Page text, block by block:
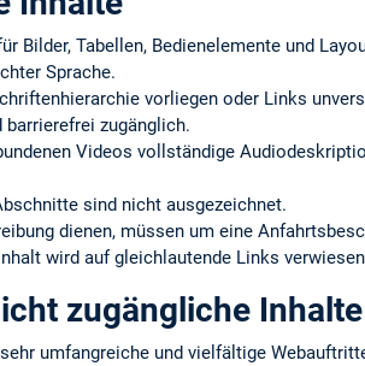
Bilder, Tabellen, Bedienelemente und
Sprache.
vorliegen oder Links
zugänglich.
Videos vollständige
sind nicht ausgezeichnet.
dienen, müssen um eine
wird auf gleichlautende Links
zugängliche Inhalte
umfangreiche und vielfältige